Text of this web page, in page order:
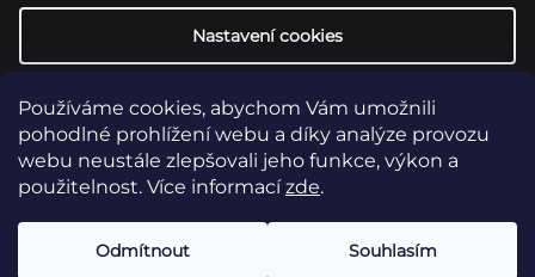
Používáme cookies, abychom Vám umožnili
pohodlné prohlížení webu a díky analýze provozu
webu neustále zlepšovali jeho funkce, výkon a
použitelnost. Více informacízde.
Odmítnout Souhlasím
Nastavení cookies
Copyright 2026INSET: Med & Lab Všechna práva vyhrazena.